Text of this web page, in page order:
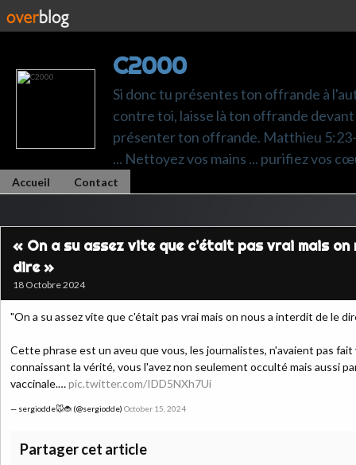
C2000
Si donc tu présentes ton offrande à
contre toi, laisse là ton offrande
présenter ton offrande. Matthieu 5:23-
... Nettoyez vos mains ... purifiez vos
Accueil Contact
« On a su assez vite que c’était pas vrai mais
dire »
18 Octobre 2024
"On a su assez vite que c'était pas vrai mais on nous a interdit de le
Cette phrase est un aveu que vous, les journalistes, n'avaient pas
connaissant la vérité, vous l'avez non seulement occulté mais aussi
vaccinale.…pic.twitter.com/IDD5NXh7Ui
— sergiodde🐭🐞 (@sergiodde) October 15, 2024
Partager cet article